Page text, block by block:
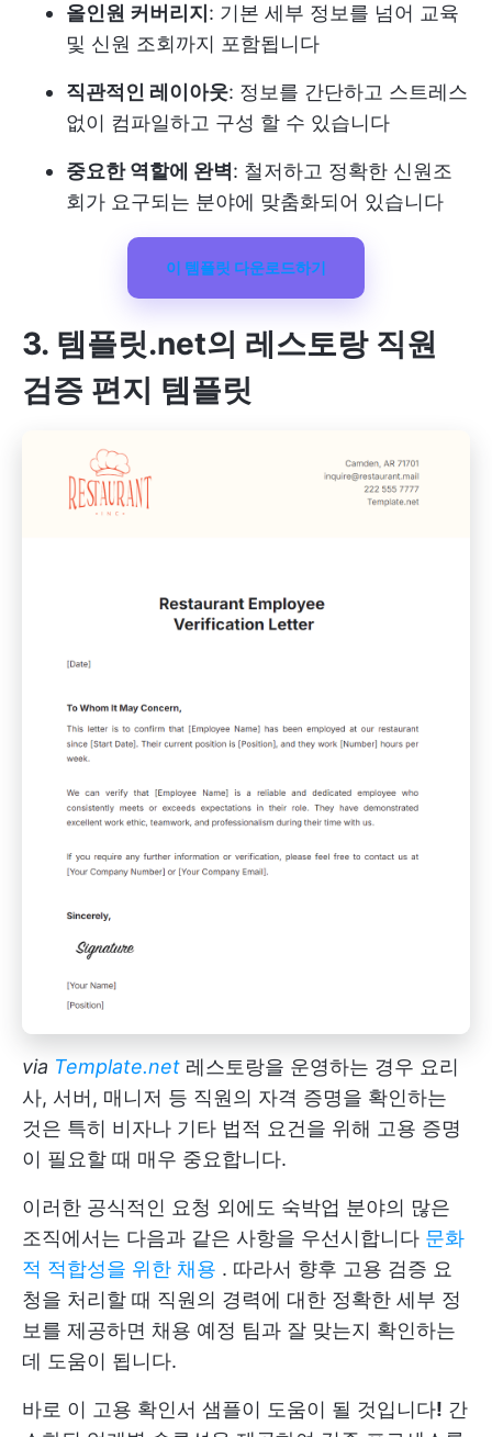
올인원 커버리지 : 기본 세부 정보를 넘어 교육
및 신원 조회까지 포함됩니다
직관적인 레이아웃: 정보를 간단하고 스트레스
없이 컴파일하고 구성 할 수 있습니다
중요한 역할에 완벽 : 철저하고 정확한 신원조
회가 요구되는 분야에 맞춤화되어 있습니다
이 템플릿 다운로드하기
3. 템플릿.net의 레스토랑 직원
검증 편지 템플릿
via Template.net 레스토랑을 운영하는 경우 요리
사, 서버, 매니저 등 직원의 자격 증명을 확인하는
것은 특히 비자나 기타 법적 요건을 위해 고용 증명
이 필요할 때 매우 중요합니다.
이러한 공식적인 요청 외에도 숙박업 분야의 많은
조직에서는 다음과 같은 사항을 우선시합니다 문화
적 적합성을 위한 채용 . 따라서 향후 고용 검증 요
청을 처리할 때 직원의 경력에 대한 정확한 세부 정
보를 제공하면 채용 예정 팀과 잘 맞는지 확인하는
데 도움이 됩니다.
바로 이 고용 확인서 샘플이 도움이 될 것입니다! 간